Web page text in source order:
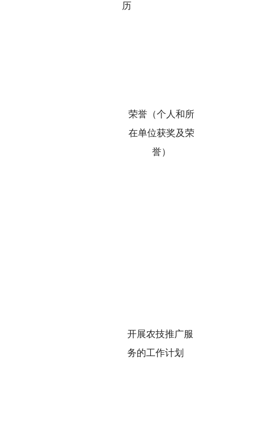
历
荣誉（个人和所
在单位获奖及荣
誉）
开展农技推广服
务的工作计划